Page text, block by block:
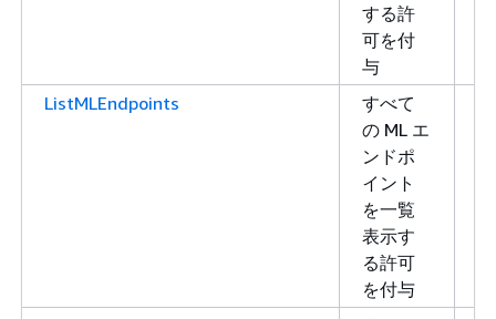
する許
可を付
与
ListMLEndpoints
すべて
の ML エ
ンドポ
イント
を一覧
表示す
る許可
を付与